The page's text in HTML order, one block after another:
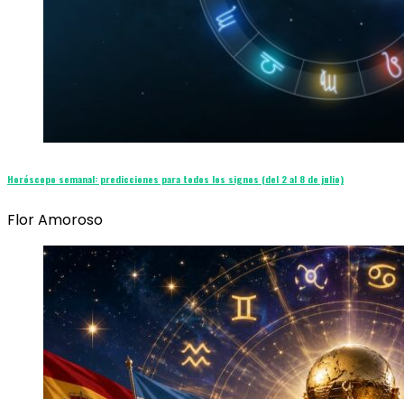
Horóscopo semanal: predicciones para todos los signos (del 2 al 8 de julio)
Flor Amoroso